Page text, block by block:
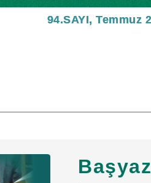
94.SAYI, Temmuz